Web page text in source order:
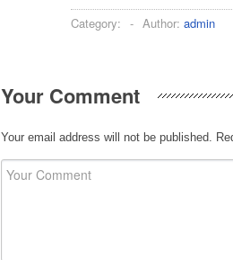
Category: - Author: admin
Your Comment
Your email address will not be published.